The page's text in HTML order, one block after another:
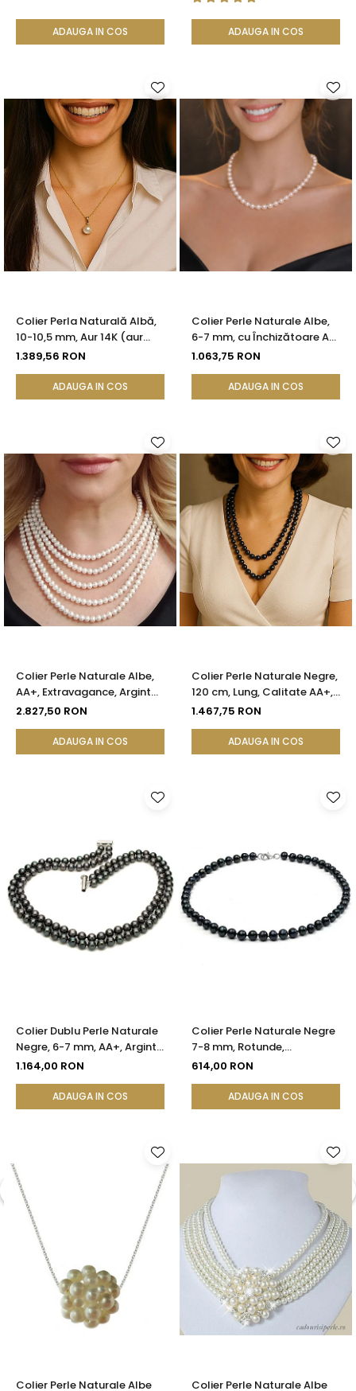
ADAUGA IN COS ADAUGA IN COS
Colier Perla Naturală Albă,
10-10,5 mm, Aur 14K (aur
585) | KASKADDA®
1.389,56 RON
ADAUGA IN COS
Colier Perle Naturale Albe,
6-7 mm, cu Închizătoare Aur
14K (aur 585) | KASKADDA®
1.063,75 RON
ADAUGA IN COS
Colier Perle Naturale Albe,
AA+, Extravagance, Argint
925 | KASKADDA®
2.827,50 RON
ADAUGA IN COS
Colier Perle Naturale Negre,
120 cm, Lung, Calitate AA+,
Argint 925 | KASKADDA®
1.467,75 RON
ADAUGA IN COS
Colier Dublu Perle Naturale
Negre, 6-7 mm, AA+, Argint
925 | KASKADDA®
1.164,00 RON
ADAUGA IN COS
Colier Perle Naturale Negre
7-8 mm, Rotunde,
Închizătoare Argint 925 |
614,00 RON
ADAUGA IN COS
Colier Perle Naturale Albe
Colier Perle Naturale Albe